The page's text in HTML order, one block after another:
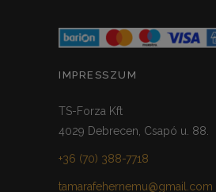
IMPRESSZUM
TS-Forza Kft
4029 Debrecen, Csapó u. 88.
+36 (70) 388-7718
tamarafehernemu@gmail.com